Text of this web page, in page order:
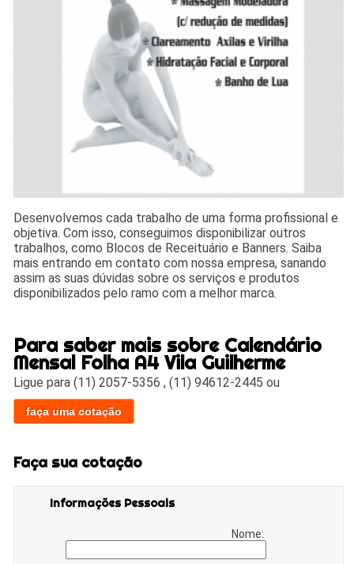
Desenvolvemos cada trabalho de uma forma profissional e
objetiva. Com isso, conseguimos disponibilizar outros
trabalhos, como Blocos de Receituário e Banners. Saiba
mais entrando em contato com nossa empresa, sanando
assim as suas dúvidas sobre os serviços e produtos
disponibilizados pelo ramo com a melhor marca.
Para saber mais sobre Calendário
Mensal Folha A4 Vila Guilherme
Ligue para(11) 2057-5356 ,(11) 94612-2445 ou
faça uma cotação
Faça sua cotação
Informações Pessoais
Nome: